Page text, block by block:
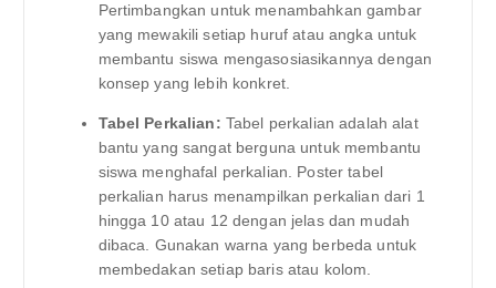
Pertimbangkan untuk menambahkan gambar
yang mewakili setiap huruf atau angka untuk
membantu siswa mengasosiasikannya dengan
konsep yang lebih konkret.
Tabel Perkalian: Tabel perkalian adalah alat
bantu yang sangat berguna untuk membantu
siswa menghafal perkalian. Poster tabel
perkalian harus menampilkan perkalian dari 1
hingga 10 atau 12 dengan jelas dan mudah
dibaca. Gunakan warna yang berbeda untuk
membedakan setiap baris atau kolom.